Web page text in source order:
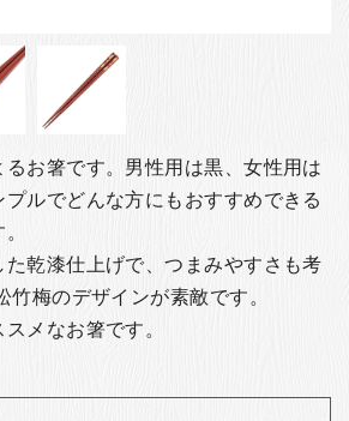
るお箸です。男性用は黒、女性用は
ルでどんな方にもおすすめできる
乾漆仕上げで、つまみやすさも考
竹梅のデザインが素敵です。
メなお箸です。